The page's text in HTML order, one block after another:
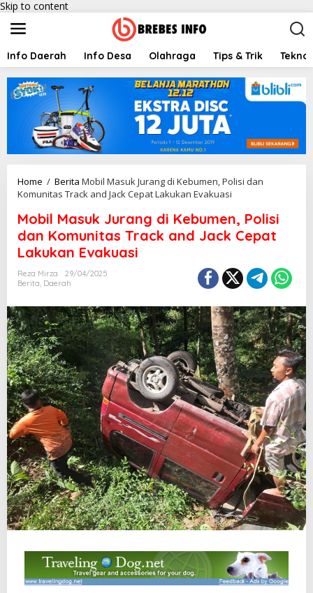
Skip to content
Info Daerah Info Desa Olahraga Tips & Trik
Home / Berita Mobil Masuk Jurang di Kebumen, Polisi dan
Komunitas Track and Jack Cepat Lakukan Evakuasi
Mobil Masuk Jurang di Kebumen, Polisi
dan Komunitas Track and Jack Cepat
Lakukan Evakuasi
Reza Mirza
29/04/2025
Berita, Daerah